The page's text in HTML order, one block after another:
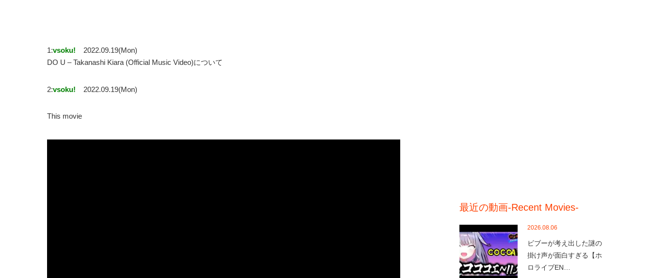
1:vsoku!
2022.09.19(Mon)
DO U – Takanashi Kiara (Official Music Video)について
2:vsoku! 2022.09.19(Mon)
This movie
最近の動画-Recent Movies-
2026.08.06
ビブーが考え出した謎の
掛け声が面白すぎる【ホ
ロライブEN…